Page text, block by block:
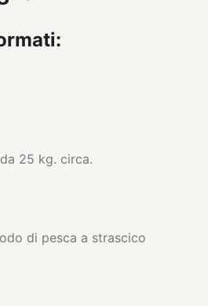
25 kg. circa.
di pesca a strascico